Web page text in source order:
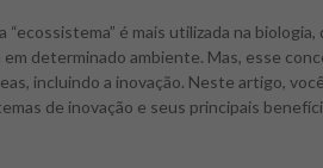
“ecossistema” é mais utilizada na
em determinado ambiente. Mas, esse
incluindo a inovação. Neste artigo,
de inovação e seus principais
A publicação divulga os
resultados de ações e atividades